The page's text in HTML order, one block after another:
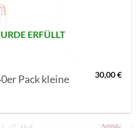
ERFÜLLT
Pack kleine
30,00€